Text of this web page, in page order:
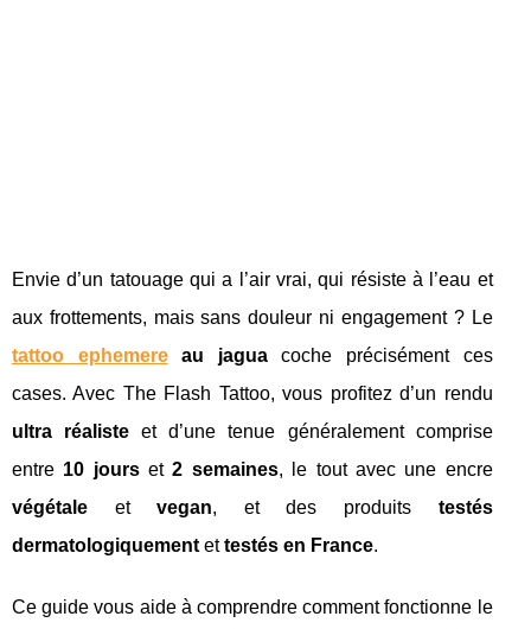
Envie d’un tatouage qui a l’air vrai, qui résiste à l’eau et
aux frottements, mais sans douleur ni engagement ? Le
tattoo ephemereau jaguacoche précisément ces
cases. Avec The Flash Tattoo, vous profitez d’un rendu
ultra réaliste et d’une tenue généralement comprise
entre 10 jourset2 semaines, le tout avec une encre
végétale etvegan, et des produits testés
dermatologiquement ettestés en France.
Ce guide vous aide à comprendre comment fonctionne le